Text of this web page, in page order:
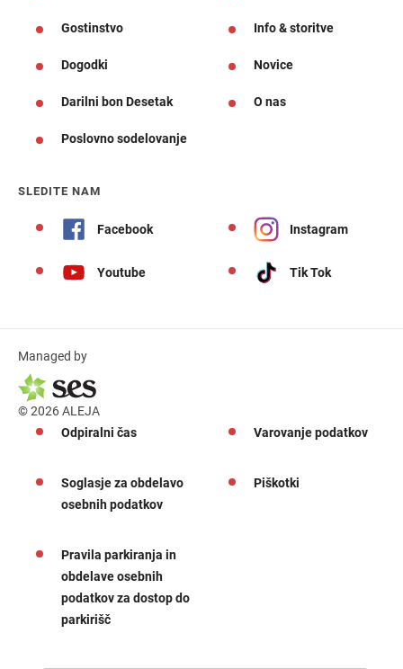
Gostinstvo Info & storitve
Dogodki Novice
Darilni bon Desetak O nas
Poslovno sodelovanje
SLEDITE NAM
Facebook Instagram
Youtube Tik Tok
Managed by
© 2026 ALEJA
Odpiralni čas
Varovanje podatkov
Soglasje za obdelavo
osebnih podatkov
Piškotki
Pravila parkiranja in
obdelave osebnih
podatkov za dostop do
parkirišč